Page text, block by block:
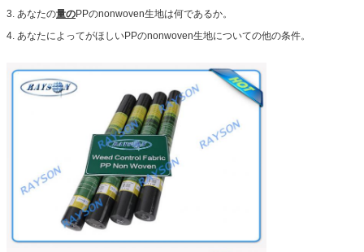
3. あなたの量のPPのnonwoven生地は何であるか。
4. あなたによってがほしいPPのnonwoven生地についての他の条件。